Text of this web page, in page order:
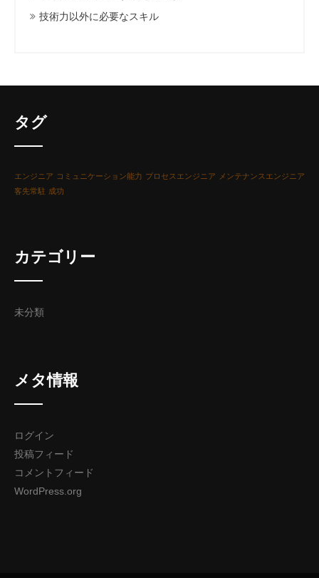
技術力以外に必要なスキル
タグ
エンジニア コミュニケーション能力 プロセスエンジニア
メンテナンスエンジニア
客先常駐 成功
カテゴリー
未分類
メタ情報
ログイン
投稿フィード
コメントフィード
WordPress.org